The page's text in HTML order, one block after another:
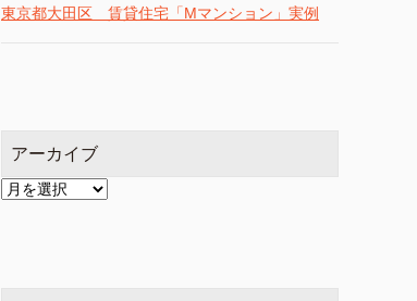
東京都大田区 賃貸住宅「Mマンション」実例
アーカイブ
ア